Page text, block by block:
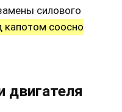
силового
капотом соосно
двигателя